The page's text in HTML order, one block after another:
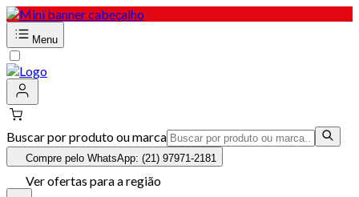
Menu
Buscar por produto ou marca
Compre pelo WhatsApp: (21) 97971-2181
Ver ofertas para a região